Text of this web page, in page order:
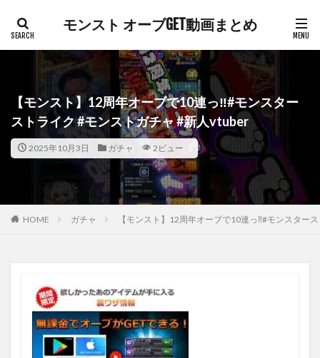
モンスト オーブGET動画まとめ
【モンスト】12周年オーブで10連っ‼️#モンスター
ストライク #モンストガチャ #新人vtuber
2025年10月3日 ガチャ 2ビュー
HOME ガチャ 【モンスト】12周年オーブで10連っ‼️#モンスター